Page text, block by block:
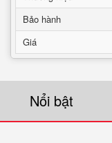
Bảo hành
Giá
Nổi bật